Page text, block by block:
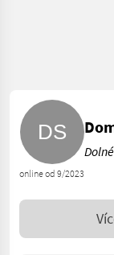
online od 9/2023